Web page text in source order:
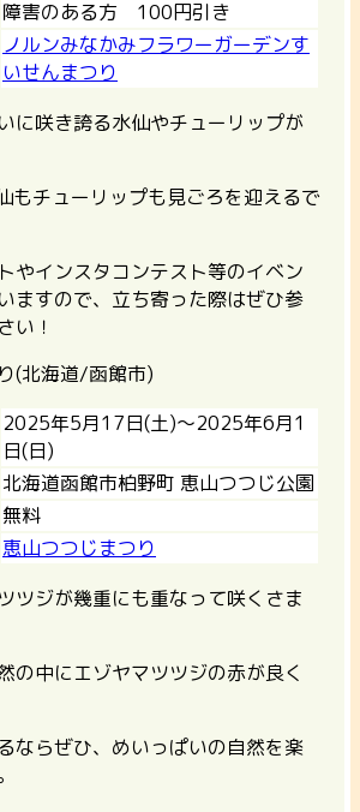
障害のある方 100円引き
ノルンみなかみフラワーガーデンす
いせんまつり
に咲き誇る水仙やチューリップが
もチューリップも見ごろを迎えるで
やインスタコンテスト等のイベン
ますので、立ち寄った際はぜひ参
い！
(北海道/函館市)
2025年5月17日(土)～2025年6月1
日(日)
北海道函館市柏野町 恵山つつじ公園
無料
恵山つつじまつり
ツジが幾重にも重なって咲くさま
の中にエゾヤマツツジの赤が良く
ならぜひ、めいっぱいの自然を楽